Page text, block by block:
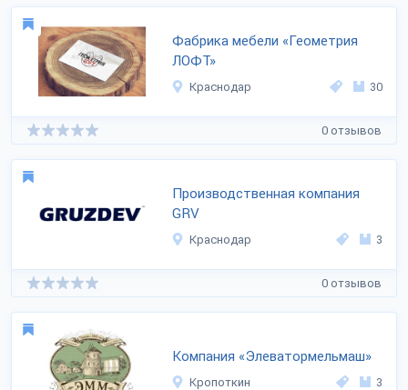
Фабрика мебели «Геометрия
ЛОФТ»
Краснодар 30
0 отзывов
Производственная компания
GRV
Краснодар 3
0 отзывов
Компания «Элеватормельмаш»
Кропоткин 3